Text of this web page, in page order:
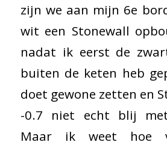
zijn we aan mijn 6e
wit een Stonewall
nadat ik eerst de
buiten de keten heb
doet gewone zetten en
-0.7 niet echt blij
Maar ik weet hoe